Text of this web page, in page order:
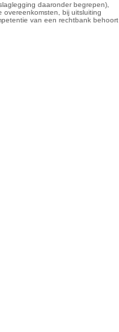
daaronder begrepen),
bij uitsluiting
van een rechtbank behoort